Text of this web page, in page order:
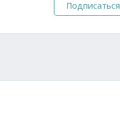
Подписаться